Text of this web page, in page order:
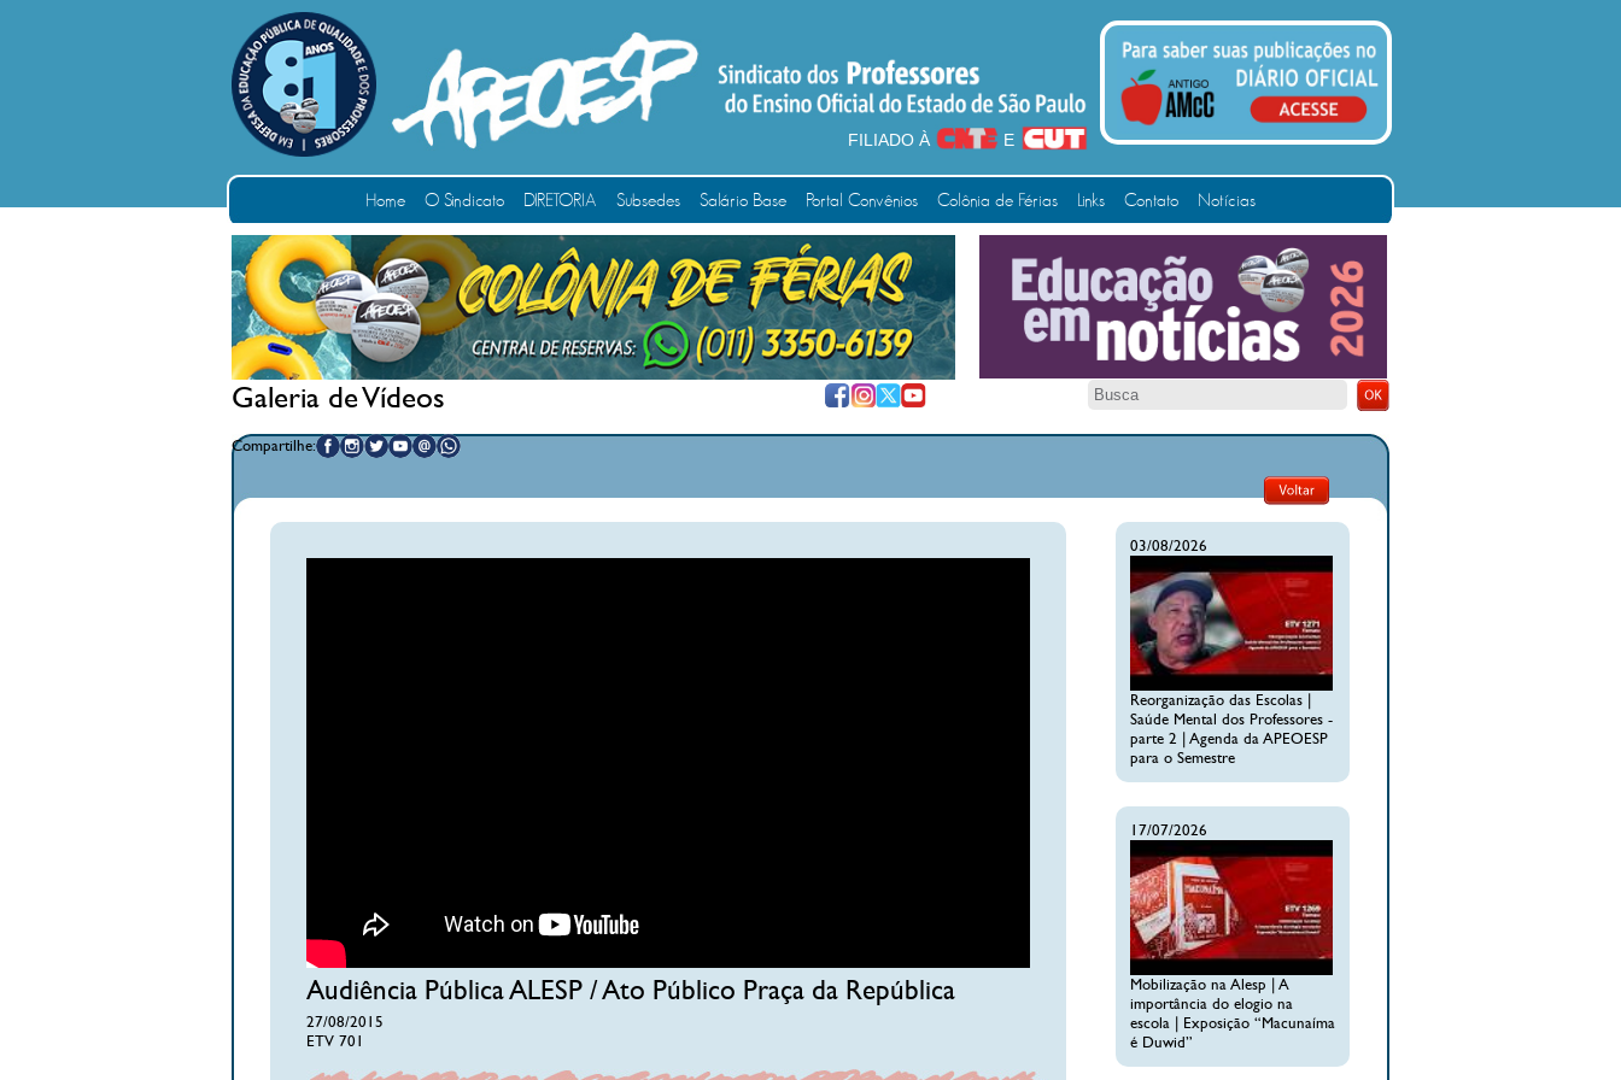
FILIADO À E
Home O Sindicato DIRETORIA Subsedes Salário Base Portal Convênios Colônia de Férias Links Contato Notícias
Galeria de Vídeos
Compartilhe:
Audiência Pública ALESP / Ato Público Praça da República
27/08/2015
ETV 701
03/08/2026
Reorganização das Escolas |
Saúde Mental dos Professores -
parte 2 | Agenda da APEOESP
para o Semestre
17/07/2026
Mobilização na Alesp | A
importância do elogio na
escola | Exposição “Macunaíma
é Duwid”